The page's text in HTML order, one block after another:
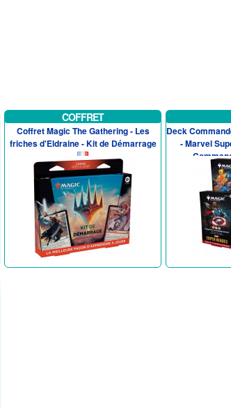
COFFRET
Coffret Magic The Gathering - Les
friches d'Eldraine - Kit de Démarrage
Deck
- Marvel